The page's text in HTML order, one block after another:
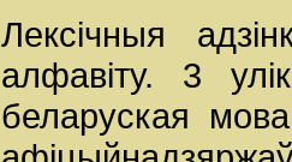
Лексічныя
алфавіту. 3
беларуская